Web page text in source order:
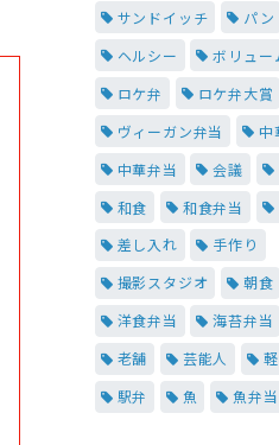
サンドイッチ
パン
ヘルシー
ボリュー
ロケ弁
ロケ弁大賞
ヴィーガン弁当
中
中華弁当
会議
和食
和食弁当
差し入れ
手作り
撮影スタジオ
朝食
洋食弁当
海苔弁当
老舗
芸能人
駅弁
魚 魚弁当